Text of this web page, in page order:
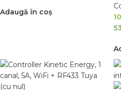
Adaugă în coș